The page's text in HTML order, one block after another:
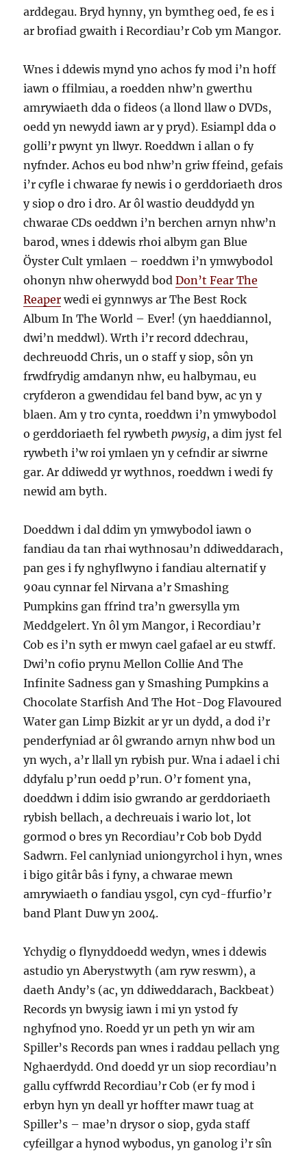
arddegau. Bryd hynny, yn bymtheg oed, fe es i
ar brofiad gwaith i Recordiau’r Cob ym Mangor.
Wnes i ddewis mynd yno achos fy mod i’n hoff
iawn o ffilmiau, a roedden nhw’n gwerthu
amrywiaeth dda o fideos (a llond llaw o DVDs,
oedd yn newydd iawn ar y pryd). Esiampl dda o
golli’r pwynt yn llwyr. Roeddwn i allan o fy
nyfnder. Achos eu bod nhw’n griw ffeind, gefais
i’r cyfle i chwarae fy newis i o gerddoriaeth dros
y siop o dro i dro. Ar ôl wastio deuddydd yn
chwarae CDs oeddwn i’n berchen arnyn nhw’n
barod, wnes i ddewis rhoi albym gan Blue
Öyster Cult ymlaen – roeddwn i’n ymwybodol
ohonyn nhw oherwydd bodDon’t Fear The
Reaper wedi ei gynnwys ar The Best Rock
Album In The World – Ever! (yn haeddiannol,
dwi’n meddwl). Wrth i’r record ddechrau,
dechreuodd Chris, un o staff y siop, sôn yn
frwdfrydig amdanyn nhw, eu halbymau, eu
cryfderon a gwendidau fel band byw, ac yn y
blaen. Am y tro cynta, roeddwn i’n ymwybodol
o gerddoriaeth fel rywbethpwysig, a dim jyst fel
rywbeth i’w roi ymlaen yn y cefndir ar siwrne
gar. Ar ddiwedd yr wythnos, roeddwn i wedi fy
newid am byth.
Doeddwn i dal ddim yn ymwybodol iawn o
fandiau da tan rhai wythnosau’n ddiweddarach,
pan ges i fy nghyflwyno i fandiau alternatif y
90au cynnar fel Nirvana a’r Smashing
Pumpkins gan ffrind tra’n gwersylla ym
Meddgelert. Yn ôl ym Mangor, i Recordiau’r
Cob es i’n syth er mwyn cael gafael ar eu stwff.
Dwi’n cofio prynu Mellon Collie And The
Infinite Sadness gan y Smashing Pumpkins a
Chocolate Starfish And The Hot-Dog Flavoured
Water gan Limp Bizkit ar yr un dydd, a dod i’r
penderfyniad ar ôl gwrando arnyn nhw bod un
yn wych, a’r llall yn rybish pur. Wna i adael i chi
ddyfalu p’run oedd p’run. O’r foment yna,
doeddwn i ddim isio gwrando ar gerddoriaeth
rybish bellach, a dechreuais i wario lot, lot
gormod o bres yn Recordiau’r Cob bob Dydd
Sadwrn. Fel canlyniad uniongyrchol i hyn, wnes
i bigo gitâr bâs i fyny, a chwarae mewn
amrywiaeth o fandiau ysgol, cyn cyd-ffurfio’r
band Plant Duw yn 2004.
Ychydig o flynyddoedd wedyn, wnes i ddewis
astudio yn Aberystwyth (am ryw reswm), a
daeth Andy’s (ac, yn ddiweddarach, Backbeat)
Records yn bwysig iawn i mi yn ystod fy
nghyfnod yno. Roedd yr un peth yn wir am
Spiller’s Records pan wnes i raddau pellach yng
Nghaerdydd. Ond doedd yr un siop recordiau’n
gallu cyffwrdd Recordiau’r Cob (er fy mod i
erbyn hyn yn deall yr hoffter mawr tuag at
Spiller’s – mae’n drysor o siop, gyda staff
cyfeillgar a hynod wybodus, yn ganolog i’r sîn